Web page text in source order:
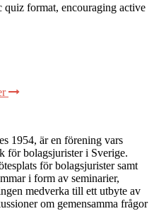
format, encouraging active
1954, är en förening vars
för bolagsjurister i Sverige.
för bolagsjurister samt
i form av seminarier,
medverka till ett utbyte av
om gemensamma frågor